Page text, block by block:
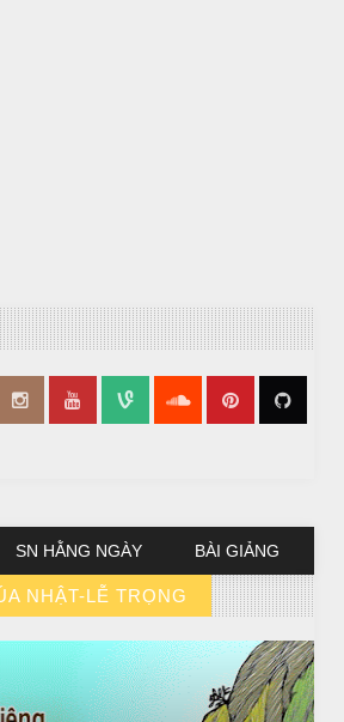
SN HẰNG NGÀY BÀI GIẢNG
NHẬT-LỄ TRỌNG
BY SUY NIỆM CHÚA NHẬT-LỄ TRỌNG